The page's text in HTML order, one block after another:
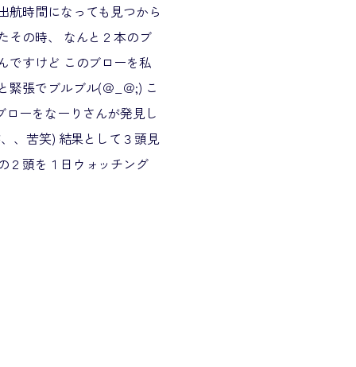
航時間になっても見つから
その時、 なんと２本のブ
ですけど このブローを私
緊張でブルブル(＠_＠;) こ
ーをなーりさんが発見し
、苦笑) 結果として３頭見
２頭を１日ウォッチング